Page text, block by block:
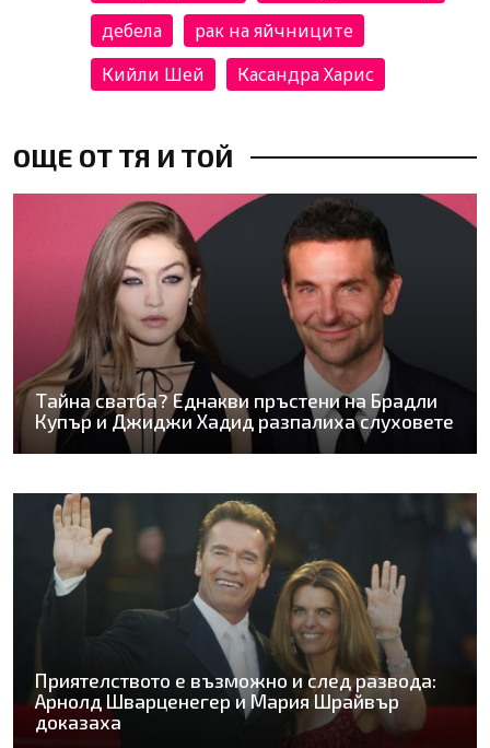
дебела
рак на яйчниците
Кийли Шей
Касандра Харис
ОЩЕ ОТ ТЯ И ТОЙ
Тайна сватба? Еднакви пръстени на Брадли
Купър и Джиджи Хадид разпалиха слуховете
Приятелството е възможно и след развода:
Арнолд Шварценегер и Мария Шрайвър
доказаха